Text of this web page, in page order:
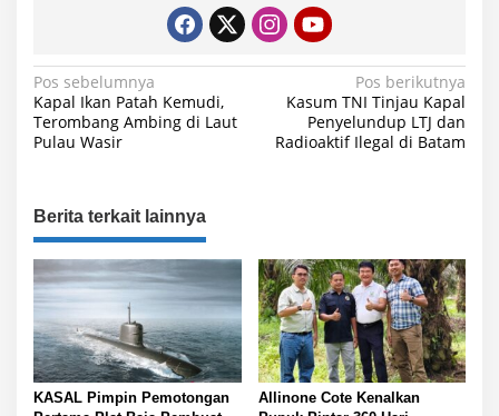
N
a
v
g
a
s
i
p
o
s
Pos sebelumnya
Kapal Ikan Patah Kemudi,
Terombang Ambing di Laut
Pulau Wasir
Pos berikutnya
Kasum TNI Tinjau Kapal
Penyelundup LTJ dan
Radioaktif Ilegal di Batam
Berita terkait lainnya
KASAL Pimpin Pemotongan
Allinone Cote Kenalkan